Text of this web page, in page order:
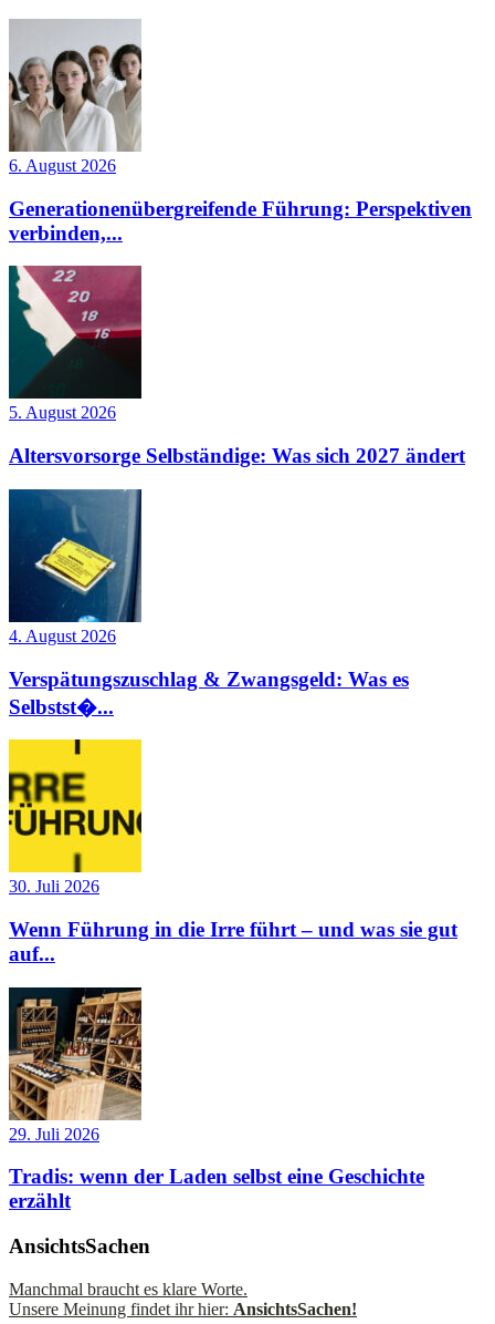
6. August 2026
Generationenübergreifende Führung: Perspektiven
verbinden,...
5. August 2026
Altersvorsorge Selbständige: Was sich 2027 ändert
4. August 2026
Verspätungszuschlag & Zwangsgeld: Was es
Selbstst�...
30. Juli 2026
Wenn Führung in die Irre führt – und was sie gut
auf...
29. Juli 2026
Tradis: wenn der Laden selbst eine Geschichte
erzählt
AnsichtsSachen
Manchmal braucht es klare Worte.
Unsere Meinung findet ihr hier: AnsichtsSachen!